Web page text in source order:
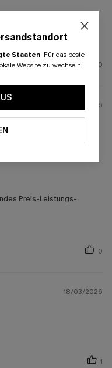
0
21/01/2026
Preis-Leistungs-
0
18/03/2026
1
Staaten. Für das beste
Website zu wechseln.